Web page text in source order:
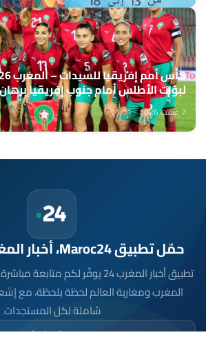
لبؤات الأطلس أمام جنوب إفريقيا
النهائي ومونديال 2027 7 غشت 2026 - 11:11
حمّل تطبيق Maroc24، أخبار المغرب تصلك أولاً
تطبيق أخبار المغرب 24 يوفّر لكم
المغرب ومغاربة العالم لحظة بلحظة، مع
شاملة لكل المستجدات.
تحميل على